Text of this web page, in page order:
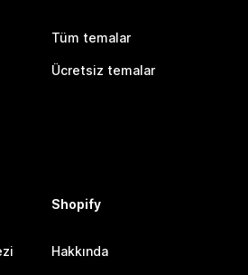
Tüm temalar
Ücretsiz temalar
Shopify
Hakkında